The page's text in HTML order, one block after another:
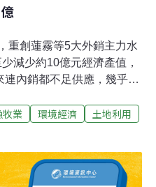
重創蓮霧等5大外銷主力水
減少約10億元經濟產值，
內銷都不足供應，幾乎不
果經濟產值高達40億元，
週狂掃高雄，造成芭樂、
無淚。其中芭樂損失超過
140元創新高，燕巢果農張
牧業 環境經濟
土地利用